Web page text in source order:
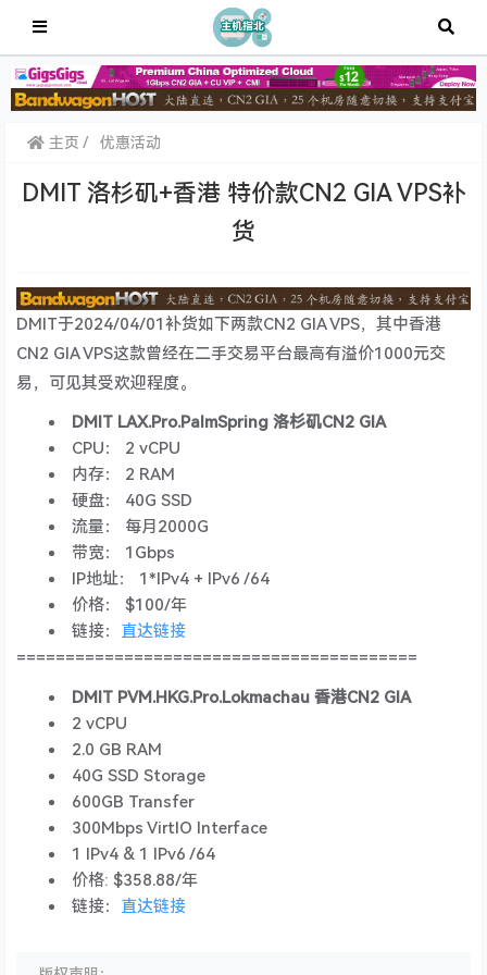
主页 优惠活动
DMIT 洛杉矶+香港 特价款CN2 GIA VPS补
货
DMIT于2024/04/01补货如下两款CN2 GIA VPS，其中香港
CN2 GIA VPS这款曾经在二手交易平台最高有溢价1000元交
易，可见其受欢迎程度。
DMIT LAX.Pro.PalmSpring 洛杉矶CN2 GIA
CPU： 2 vCPU
内存： 2 RAM
硬盘： 40G SSD
流量： 每月2000G
带宽： 1Gbps
IP地址： 1*IPv4 + IPv6 /64
价格： $100/年
链接： 直达链接
=========================================
DMIT PVM.HKG.Pro.Lokmachau 香港CN2 GIA
2 vCPU
2.0 GB RAM
40G SSD Storage
600GB Transfer
300Mbps VirtIO Interface
1 IPv4 & 1 IPv6 /64
价格: $358.88/年
链接： 直达链接